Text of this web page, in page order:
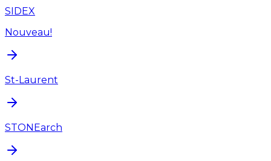
SIDEX
Nouveau!
St-Laurent
STONEarch